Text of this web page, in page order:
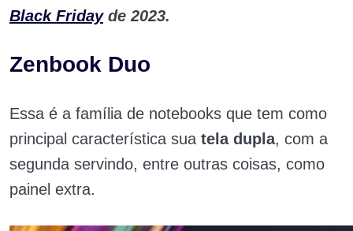
Black Fridayde 2023.
Zenbook Duo
Essa é a família de notebooks que tem como
principal característica sua tela dupla, com a
segunda servindo, entre outras coisas, como
painel extra.